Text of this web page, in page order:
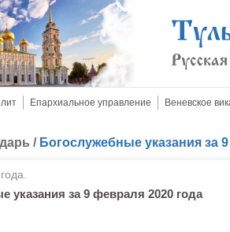
Епархиальное управление Веневское
/ Богослужебные указания за
указания за 9 февраля 2020 года